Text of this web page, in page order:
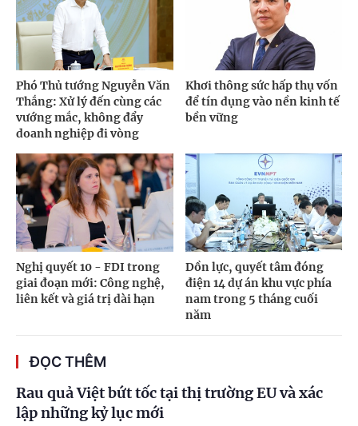
Phó Thủ tướng Nguyễn Văn
Thắng: Xử lý đến cùng các
vướng mắc, không đẩy
doanh nghiệp đi vòng
Khơi thông sức hấp thụ vốn
để tín dụng vào nền kinh tế
bền vững
Nghị quyết 10 - FDI trong
giai đoạn mới: Công nghệ,
liên kết và giá trị dài hạn
Dồn lực, quyết tâm đóng
điện 14 dự án khu vực phía
nam trong 5 tháng cuối
năm
ĐỌC THÊM
Rau quả Việt bứt tốc tại thị trường EU và xác
lập những kỷ lục mới